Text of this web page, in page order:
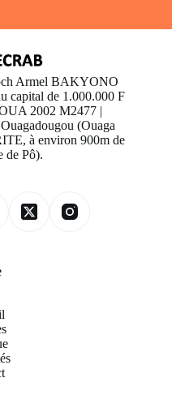
Armel BAKYONO
capital de 1.000.000 F
2002 M2477 |
(Ouaga
à environ 900m de
de Pô).